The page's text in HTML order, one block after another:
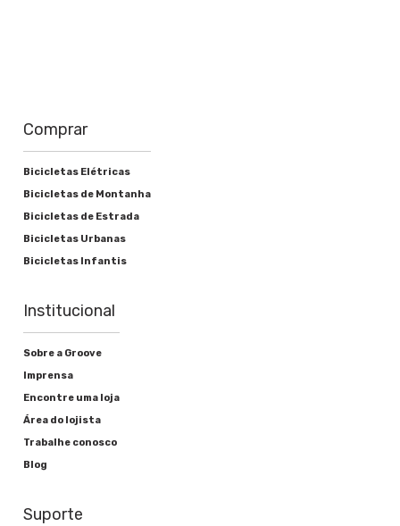
Comprar
Bicicletas Elétricas
Bicicletas de Montanha
Bicicletas de Estrada
Bicicletas Urbanas
Bicicletas Infantis
Institucional
Sobre a Groove
Imprensa
Encontre uma loja
Área do lojista
Trabalhe conosco
Blog
Suporte